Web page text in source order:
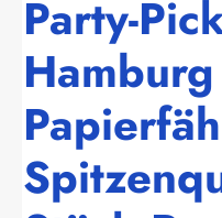
Party-
Hamburg